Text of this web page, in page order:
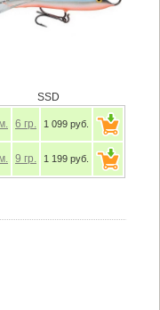
SSD
6 гр. 1 099 руб.
9 гр. 1 199 руб.